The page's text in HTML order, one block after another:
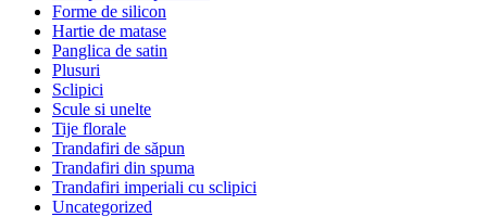
Forme de silicon
Hartie de matase
Panglica de satin
Plusuri
Sclipici
Scule si unelte
Tije florale
Trandafiri de săpun
Trandafiri din spuma
Trandafiri imperiali cu sclipici
Uncategorized